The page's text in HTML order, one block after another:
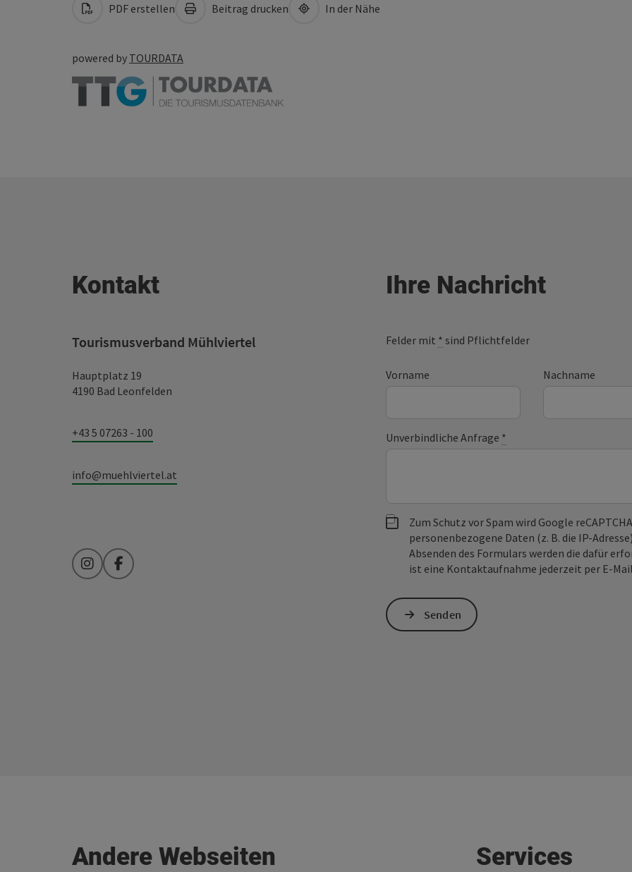
PDF erstellen Beitrag drucken In der Nähe
powered by TOURDATA
Kontakt
Tourismusverband Mühlviertel
Hauptplatz 19
4190 Bad Leonfelden
+43 5 07263 - 100
info@muehlviertel.at
InstagramFacebook
Ihre Nachricht
Felder mit * sind Pflichtfelder
Vorname Nachname
Unverbindliche Anfrage *
Zum Schutz vor Spam wird Google
personenbezogene Daten (z. B. die IP-
Absenden des Formulars werden die dafür
ist eine Kontaktaufnahme jederzeit per E-
Senden
Andere Webseiten Services